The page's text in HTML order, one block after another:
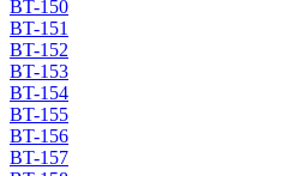
BT-150
BT-151
BT-152
BT-153
BT-154
BT-155
BT-156
BT-157